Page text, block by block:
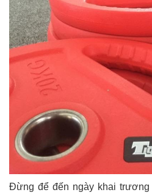
Đừng để đến ngày khai trương